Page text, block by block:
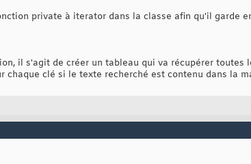
private à iterator dans la classe afin qu'il garde
il s'agit de créer un tableau qui va récupérer
chaque clé si le texte recherché est contenu dans la